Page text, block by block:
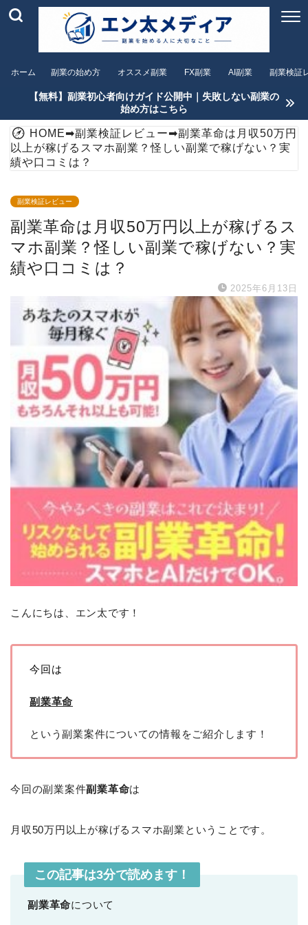
ホーム 副業の始め方 オススメ副業 FX副業 AI副業 副業検証
【無料】副業初心者向けガイド公開中｜失敗しない副業の
始め方はこちら
HOME➡副業検証レビュー➡副業革命は月収50万円
以上が稼げるスマホ副業？怪しい副業で稼げない？実
績や口コミは？
副業検証レビュー
副業革命は月収50万円以上が稼げるス
マホ副業？怪しい副業で稼げない？実
績や口コミは？
2025年6月13日
こんにちは、エン太です！
今回は
副業革命
という副業案件についての情報をご紹介します！
今回の副業案件副業革命は
月収50万円以上が稼げるスマホ副業ということです。
この記事は3分で読めます！
副業革命について